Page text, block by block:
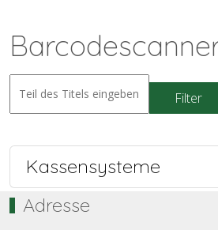
Filter
Kassensysteme
Adresse